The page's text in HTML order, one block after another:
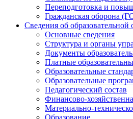
Переподготовка и
Гражданская оборона
Сведения об образовательной
Основные сведения
Структура и органы
Документы
Платные
Образовательные
Образовательные
Педагогический состав
Финансово-
Материально-
Образование